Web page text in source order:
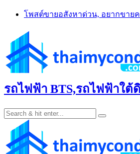
Skip
โพสต์ขายอสังหาด่วน, อยากขาย
รถไฟฟ้า BTS,รถไฟฟ้าใ